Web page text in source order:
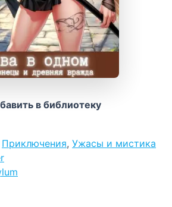
в библиотеку
Приключения, Ужасы и мистика